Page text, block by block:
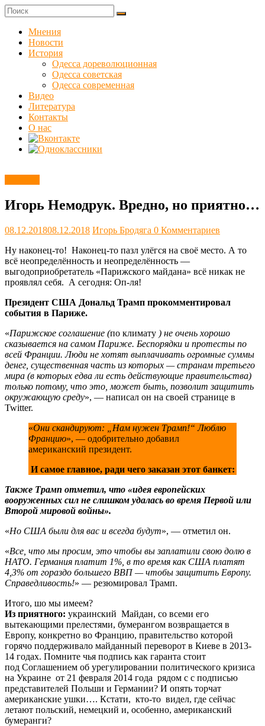
Skip
to
content
Куликовец
Сайт
одесского
сопротивления
Мнения
Новости
История
Одесса дореволюционная
Одесса советская
Одесса современная
Видео
Литература
Контакты
О нас
Игорь Немодрук. Вредно, но приятно…
08.12.201808.12.2018 Игорь Бродяга 0 Комментариев
Ну наконец-то! Наконец-то пазл улёгся на своё место. А то
всё неопределённость и неопределённость —
выгодоприобретатель «Парижского майдана» всё никак не
проявлял себя. А сегодня: Оп-ля!
Президент США Дональд Трамп прокомментировал
события в Париже.
«Парижское соглашение (по климату ) не очень хорошо
сказывается на самом Париже. Беспорядки и протесты по
всей Франции. Люди не хотят выплачивать огромные суммы
денег, существенная часть из которых — странам третьего
мира (в которых едва ли есть действующие правительства)
только потому, что это, может быть, позволит защитить
окружающую среду», — написал он на своей странице в
Twitter.
«Они скандируют: „Нам нужен Трамп!“ Люблю
Францию», — одобрительно добавил
американский президент.
И самое главное, ради чего заказан этот банкет:
Также Трамп отметил, что «идея европейских
вооруженных сил не слишком удалась во время Первой или
Второй мировой войны».
«Но США были для вас и всегда будут», — отметил он.
«Все, что мы просим, это чтобы вы заплатили свою долю в
НАТО. Германия платит 1%, в то время как США платят
4,3% от гораздо большего ВВП — чтобы защитить Европу.
Справедливость!» — резюмировал Трамп.
Итого, шо мы имеем?
Из приятного: украинский Майдан, со всеми его
вытекающими прелестями, бумерангом возвращается в
Европу, конкретно во Францию, правительство которой
горячо поддерживало майданный переворот в Киеве в 2013-
14 годах. Помните чья подпись как гаранта стоит
под Соглашением об урегулировании политического кризиса
на Украине от 21 февраля 2014 года рядом с с подписью
представителей Польши и Германии? И опять торчат
американские ушки…. Кстати, кто-то видел, где сейчас
летают польский, немецкий и, особенно, американский
бумеранги?